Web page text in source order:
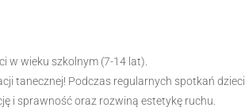
w wieku szkolnym (7-14 lat).
tanecznej! Podczas regularnych spotkań dzieci
i sprawność oraz rozwiną estetykę ruchu.